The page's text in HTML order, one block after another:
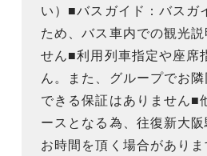
い）■バスガイド：バスガ
ため、バス車内での観光
せん■利用列車指定や座席
ん。また、グループでお
できる保証はありません■
ースとなる為、往復新大
お時間を頂く場合があり